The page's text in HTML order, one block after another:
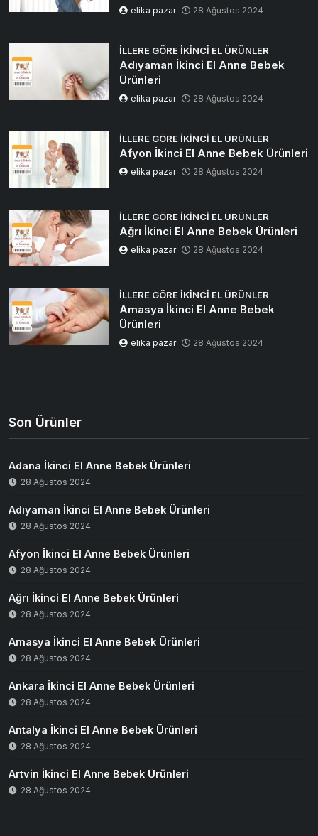
elika pazar 28 Ağustos 2024
İLLERE GÖRE İKINCI EL ÜRÜNLER
Adıyaman İkinci El Anne Bebek
Ürünleri
elika pazar 28 Ağustos 2024
İLLERE GÖRE İKINCI EL ÜRÜNLER
Afyon İkinci El Anne Bebek Ürünleri
elika pazar 28 Ağustos 2024
İLLERE GÖRE İKINCI EL ÜRÜNLER
Ağrı İkinci El Anne Bebek Ürünleri
elika pazar 28 Ağustos 2024
İLLERE GÖRE İKINCI EL ÜRÜNLER
Amasya İkinci El Anne Bebek
Ürünleri
elika pazar 28 Ağustos 2024
Son Ürünler
Adana İkinci El Anne Bebek Ürünleri
28 Ağustos 2024
Adıyaman İkinci El Anne Bebek Ürünleri
28 Ağustos 2024
Afyon İkinci El Anne Bebek Ürünleri
28 Ağustos 2024
Ağrı İkinci El Anne Bebek Ürünleri
28 Ağustos 2024
Amasya İkinci El Anne Bebek Ürünleri
28 Ağustos 2024
Ankara İkinci El Anne Bebek Ürünleri
28 Ağustos 2024
Antalya İkinci El Anne Bebek Ürünleri
28 Ağustos 2024
Artvin İkinci El Anne Bebek Ürünleri
28 Ağustos 2024